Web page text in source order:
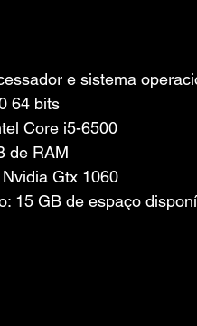
e sistema
64 bits
Core i5-6500
de RAM
Gtx 1060
15 GB de espaço